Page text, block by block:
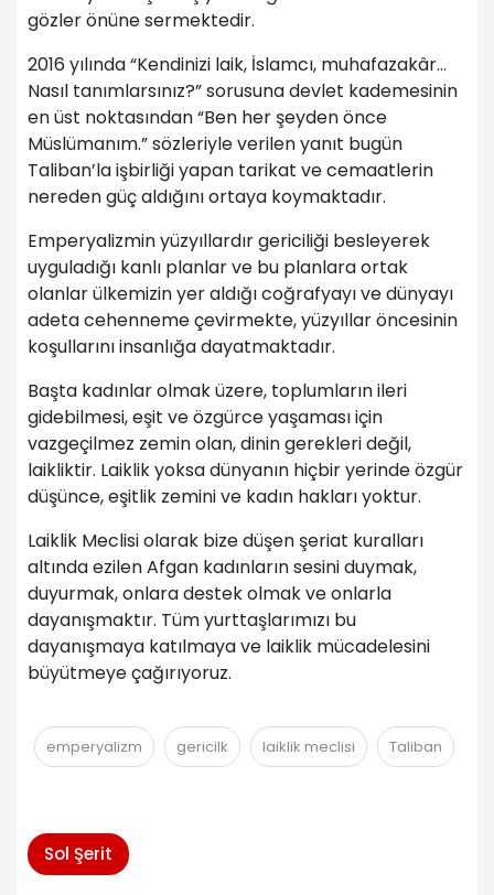
gözler önüne sermektedir.
2016 yılında “Kendinizi laik, İslamcı, muhafazakâr…
Nasıl tanımlarsınız?” sorusuna devlet kademesinin
en üst noktasından “Ben her şeyden önce
Müslümanım.” sözleriyle verilen yanıt bugün
Taliban’la işbirliği yapan tarikat ve cemaatlerin
nereden güç aldığını ortaya koymaktadır.
Emperyalizmin yüzyıllardır gericiliği besleyerek
uyguladığı kanlı planlar ve bu planlara ortak
olanlar ülkemizin yer aldığı coğrafyayı ve dünyayı
adeta cehenneme çevirmekte, yüzyıllar öncesinin
koşullarını insanlığa dayatmaktadır.
Başta kadınlar olmak üzere, toplumların ileri
gidebilmesi, eşit ve özgürce yaşaması için
vazgeçilmez zemin olan, dinin gerekleri değil,
laikliktir. Laiklik yoksa dünyanın hiçbir yerinde özgür
düşünce, eşitlik zemini ve kadın hakları yoktur.
Laiklik Meclisi olarak bize düşen şeriat kuralları
altında ezilen Afgan kadınların sesini duymak,
duyurmak, onlara destek olmak ve onlarla
dayanışmaktır. Tüm yurttaşlarımızı bu
dayanışmaya katılmaya ve laiklik mücadelesini
büyütmeye çağırıyoruz.
emperyalizm gericilk laiklik meclisi Taliban
Sol Şerit